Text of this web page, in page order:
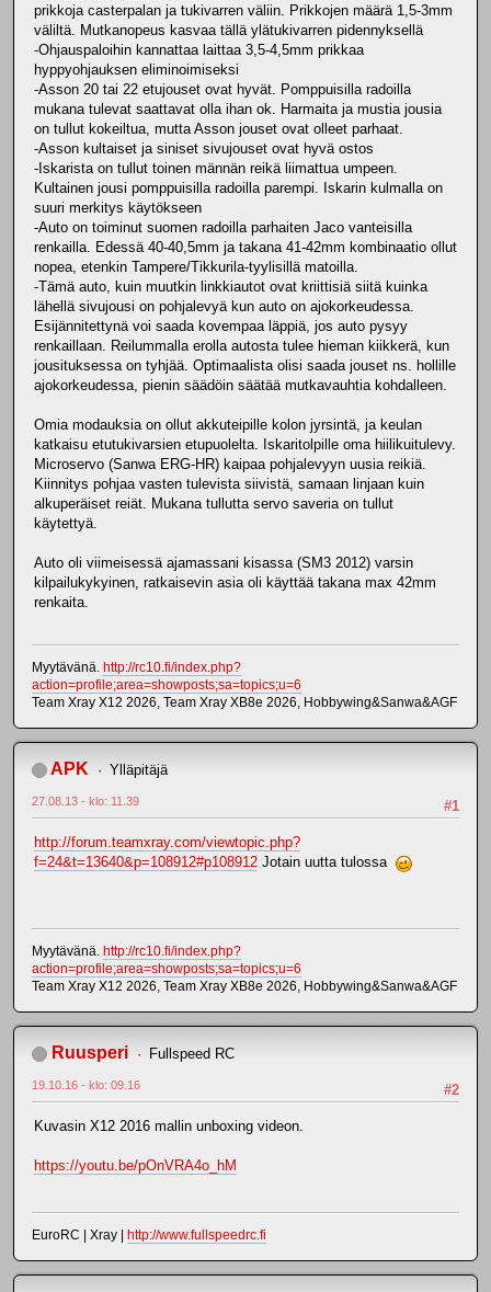
prikkoja casterpalan ja tukivarren väliin. Prikkojen määrä 1,5-3mm
väliltä. Mutkanopeus kasvaa tällä ylätukivarren pidennyksellä
-Ohjauspaloihin kannattaa laittaa 3,5-4,5mm prikkaa
hyppyohjauksen eliminoimiseksi
-Asson 20 tai 22 etujouset ovat hyvät. Pomppuisilla radoilla
mukana tulevat saattavat olla ihan ok. Harmaita ja mustia jousia
on tullut kokeiltua, mutta Asson jouset ovat olleet parhaat.
-Asson kultaiset ja siniset sivujouset ovat hyvä ostos
-Iskarista on tullut toinen männän reikä liimattua umpeen.
Kultainen jousi pomppuisilla radoilla parempi. Iskarin kulmalla on
suuri merkitys käytökseen
-Auto on toiminut suomen radoilla parhaiten Jaco vanteisilla
renkailla. Edessä 40-40,5mm ja takana 41-42mm kombinaatio ollut
nopea, etenkin Tampere/Tikkurila-tyylisillä matoilla.
-Tämä auto, kuin muutkin linkkiautot ovat kriittisiä siitä kuinka
lähellä sivujousi on pohjalevyä kun auto on ajokorkeudessa.
Esijännitettynä voi saada kovempaa läppiä, jos auto pysyy
renkaillaan. Reilummalla erolla autosta tulee hieman kiikkerä, kun
jousituksessa on tyhjää. Optimaalista olisi saada jouset ns. hollille
ajokorkeudessa, pienin säädöin säätää mutkavauhtia kohdalleen.
Omia modauksia on ollut akkuteipille kolon jyrsintä, ja keulan
katkaisu etutukivarsien etupuolelta. Iskaritolpille oma hiilikuitulevy.
Microservo (Sanwa ERG-HR) kaipaa pohjalevyyn uusia reikiä.
Kiinnitys pohjaa vasten tulevista siivistä, samaan linjaan kuin
alkuperäiset reiät. Mukana tullutta servo saveria on tullut
käytettyä.
Auto oli viimeisessä ajamassani kisassa (SM3 2012) varsin
kilpailukykyinen, ratkaisevin asia oli käyttää takana max 42mm
renkaita.
Myytävänä. http://rc10.fi/index.php?
action=profile;area=showposts;sa=topics;u=6
Team Xray X12 2026, Team Xray XB8e 2026, Hobbywing&Sanwa&AGF
APK Ylläpitäjä
#1
27.08.13 - klo: 11.39
http://forum.teamxray.com/viewtopic.php?
f=24&t=13640&p=108912#p108912 Jotain uutta tulossa
Myytävänä. http://rc10.fi/index.php?
action=profile;area=showposts;sa=topics;u=6
Team Xray X12 2026, Team Xray XB8e 2026, Hobbywing&Sanwa&AGF
Ruusperi Fullspeed RC
#2
19.10.16 - klo: 09.16
Kuvasin X12 2016 mallin unboxing videon.
https://youtu.be/pOnVRA4o_hM
EuroRC | Xray | http://www.fullspeedrc.fi